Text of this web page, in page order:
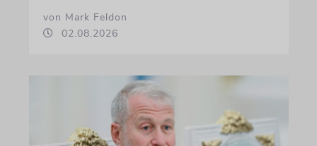
von Mark Feldon
02.08.2026